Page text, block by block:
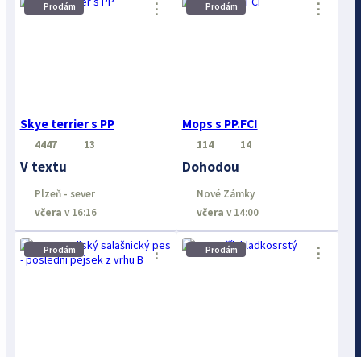
Prodám
Skye terrier s PP
⋮
4447 13
V textu
Plzeň - sever
včera v 16:16
Prodám
Mops s PP.FCI
⋮
114 14
Dohodou
Nové Zámky
včera v 14:00
Prodám ⋮ Prodám ⋮